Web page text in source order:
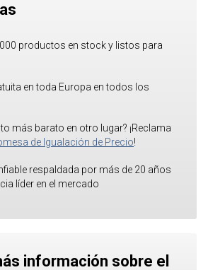
productos en stock y listos para
en toda Europa en todos los
más barato en otro lugar? ¡Reclama
de Igualación de Precio!
respaldada por más de 20 años
líder en el mercado
información sobre el